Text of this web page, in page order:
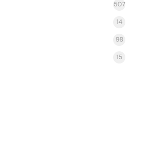
507
14
98
15